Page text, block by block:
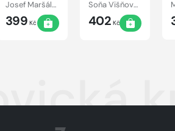
Josef Maršálek
399 Kč
Soňa Višňovská
402 Kč